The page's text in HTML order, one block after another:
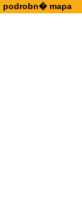
podrobn� mapa